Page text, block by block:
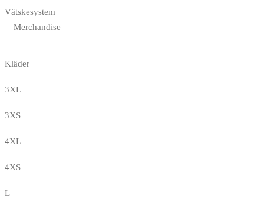
Vätskesystem
Merchandise
Kläder
3XL
3XS
4XL
4XS
L